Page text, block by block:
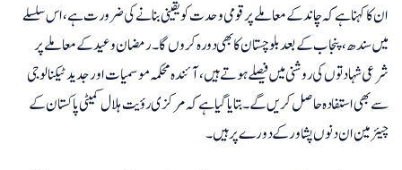
ان کا کہنا ہے کہ چاند کے معاملے پر قومی وحدت کو یقینی بنانے کی ضرورت ہے، اس سلسلے
میں سندھ، پنجاب کے بعد بلوچستان کا بھی دورہ کروں گا۔ رمضان و عید کے معاملے پر
شرعی شہادتوں کی روشنی میں فیصلے ہوتے ہیں، آئندہ محکمہ موسمیات اور جدید ٹیکنالوجی
سے بھی استفادہ حاصل کریں گے ۔ بتایا گیا ہے کہ مرکزی رؤیت ہلال کمیٹی پاکستان کے
چیئرمین ان دنوں پشاور کے دورے پر ہیں۔